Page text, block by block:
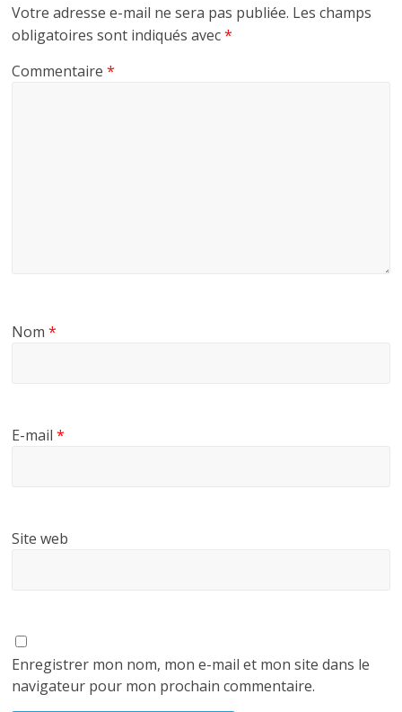
Votre adresse e-mail ne sera pas publiée. Les champs
obligatoires sont indiqués avec*
Commentaire*
Nom*
E-mail*
Site web
Enregistrer mon nom, mon e-mail et mon site dans le
navigateur pour mon prochain commentaire.